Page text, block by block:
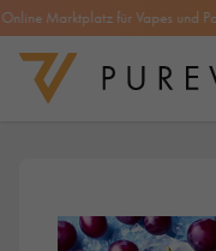
Marktplatz für Vapes und Pods